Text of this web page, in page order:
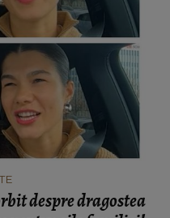
despre dragostea